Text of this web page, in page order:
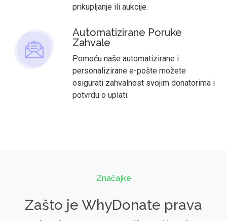
prikupljanje ili aukcije.
Automatizirane Poruke
Zahvale
Pomoću naše automatizirane i
personalizirane e-pošte možete
osigurati zahvalnost svojim donatorima i
potvrdu o uplati.
Značajke
Zašto je WhyDonate prava